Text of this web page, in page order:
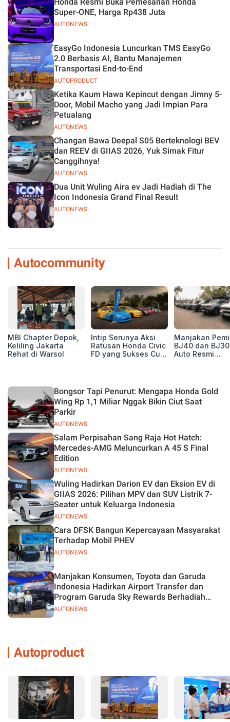
Jelas
AUTONEWS
Super-ONE, Harga Rp438 Juta
AUTOPRODUCT
EasyGo Indonesia Luncurkan TMS EasyGo
2.0 Berbasis AI, Bantu Manajemen
Transportasi End-to-End
AUTONEWS
Ketika Kaum Hawa Kepincut dengan Jimny 5-
Door, Mobil Macho yang Jadi Impian Para
Petualang
AUTONEWS
Changan Bawa Deepal S05 Berteknologi BEV
dan REEV di GIIAS 2026, Yuk Simak Fitur
Canggihnya!
AUTONEWS
Dua Unit Wuling Aira ev Jadi Hadiah di The
Icon Indonesia Grand Final Result
Autocommunity
MBI Chapter Depok,
Keliling Jakarta
Rehat di Warsol
Intip Serunya Aksi
Ratusan Honda Civic
FD yang Sukses Curi
Manjakan
BJ40 dan
Auto Resmi
AUTONEWS
Bongsor Tapi Penurut: Mengapa Honda Gold
Wing Rp 1,1 Miliar Nggak Bikin Ciut Saat
Parkir
AUTONEWS
Salam Perpisahan Sang Raja Hot Hatch:
Mercedes-AMG Meluncurkan A 45 S Final
Edition
AUTONEWS
Wuling Hadirkan Darion EV dan Eksion EV di
GIIAS 2026: Pilihan MPV dan SUV Listrik 7-
Seater untuk Keluarga Indonesia
AUTONEWS
Cara DFSK Bangun Kepercayaan Masyarakat
Terhadap Mobil PHEV
AUTONEWS
Manjakan Konsumen, Toyota dan Garuda
Indonesia Hadirkan Airport Transfer dan
Program Garuda Sky Rewards Berhadiah
Hybrid EV
Autoproduct